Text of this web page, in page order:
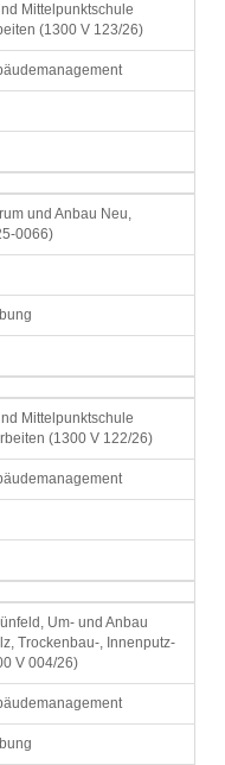
Mittelpunktschule
(1300 V 123/26)
und Anbau Neu,
0066)
Mittelpunktschule
(1300 V 122/26)
Um- und Anbau
Trockenbau-, Innenputz-
V 004/26)